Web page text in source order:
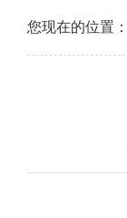
您现在的位置：